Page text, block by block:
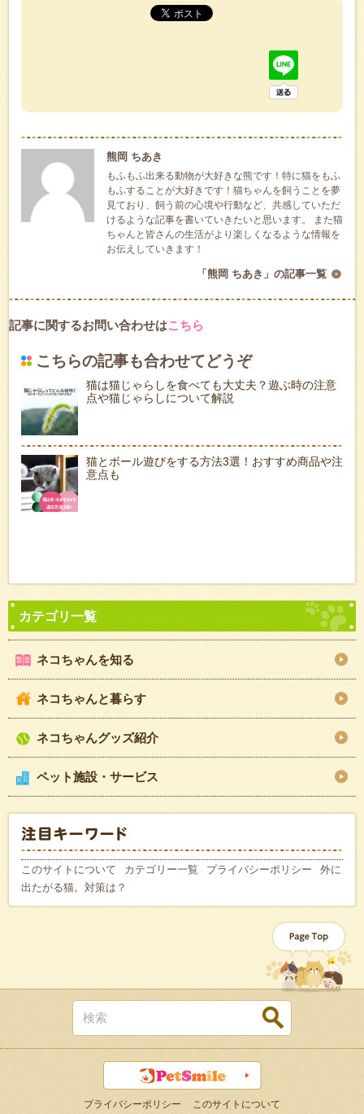
熊岡 ちあき
もふもふ出来る動物が大好きな熊です！特に猫をもふ
もふすることが大好きです！猫ちゃんを飼うことを夢
見ており、飼う前の心境や行動など、共感していただ
けるような記事を書いていきたいと思います。 また猫
ちゃんと皆さんの生活がより楽しくなるような情報を
お伝えしていきます！
「熊岡 ちあき」の記事一覧
記事に関するお問い合わせはこちら
こちらの記事も合わせてどうぞ
猫は猫じゃらしを食べても大丈夫？遊ぶ時の注意
点や猫じゃらしについて解説
猫とボール遊びをする方法3選！おすすめ商品や注
意点も
ネコちゃんを知る
ネコちゃんと暮らす
ネコちゃんグッズ紹介
ペット施設・サービス
このサイトについて カテゴリー一覧 プライバシーポリシー
外に
出たがる猫。対策は？
プライバシーポリシー このサイトについて